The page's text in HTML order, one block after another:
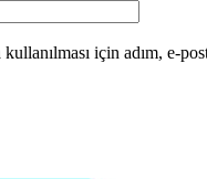
için adım, e-